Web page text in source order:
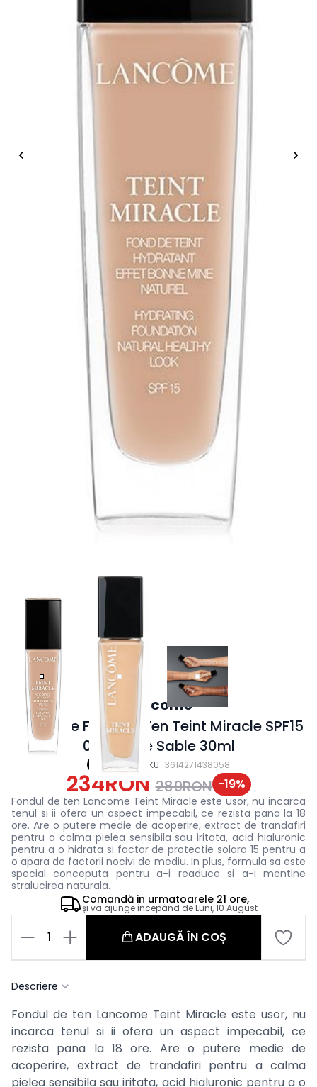
In stoc SKU 3614271438058
Lancome
Lancome Fond de Ten Teint Miracle SPF15
045 Beige Sable 30ml
234RON 289RON -19%
Fondul de ten Lancome Teint Miracle este usor, nu incarca
tenul si ii ofera un aspect impecabil, ce rezista pana la 18
ore. Are o putere medie de acoperire, extract de trandafiri
pentru a calma pielea sensibila sau iritata, acid hialuronic
pentru a o hidrata si factor de protectie solara 15 pentru a
o apara de factorii nocivi de mediu. In plus, formula sa este
special conceputa pentru a-i readuce si a-i mentine
stralucirea naturala.
Comandă in urmatoarele 21 ore,
și va ajunge începând deLuni, 10 August
1 ADAUGĂ ÎN COȘ
Descriere
Fondul de ten Lancome Teint Miracle este usor, nu
incarca tenul si ii ofera un aspect impecabil, ce
rezista pana la 18 ore. Are o putere medie de
acoperire, extract de trandafiri pentru a calma
pielea sensibila sau iritata, acid hialuronic pentru a o